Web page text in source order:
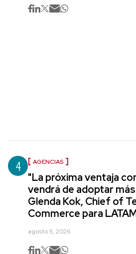
4 AGENCIAS
"La próxima ventaja
vendrá de adoptar
Glenda Kok, Chief of
Commerce para
agosto 5, 2026